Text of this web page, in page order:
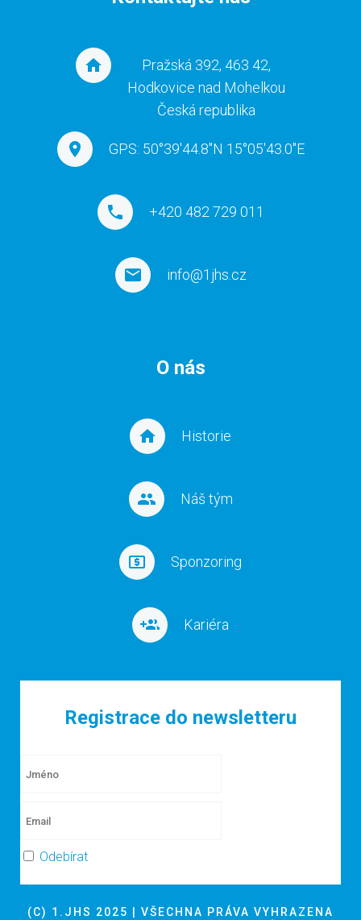
Pražská 392, 463 42,
Hodkovice nad Mohelkou
Česká republika
GPS: 50°39'44.8"N 15°05'43.0"E
+420 482 729 011
info@1jhs.cz
O nás
Historie
Náš tým
Sponzoring
Kariéra
Registrace do newsletteru
Odebírat
(C) 1.JHS 2025 | VŠECHNA PRÁVA VYHRAZENA